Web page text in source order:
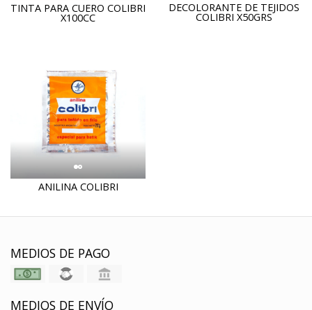
TINTA PARA CUERO COLIBRI
X100CC
DECOLORANTE DE TEJIDOS
COLIBRI X50GRS
ANILINA COLIBRI
MEDIOS DE PAGO
MEDIOS DE ENVÍO